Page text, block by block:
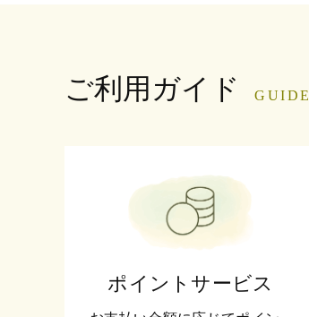
ご利用ガイド GUIDE
ポイントサービス